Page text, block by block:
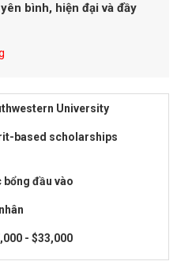
bình, hiện đại và đầy
University
based scholarships
bổng đầu vào
- $33,000